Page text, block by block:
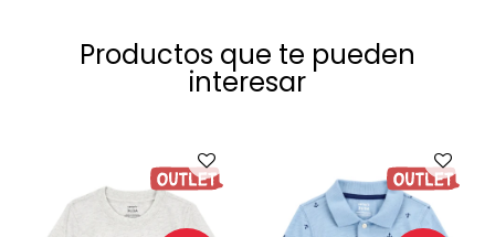
Productos que te pueden
interesar